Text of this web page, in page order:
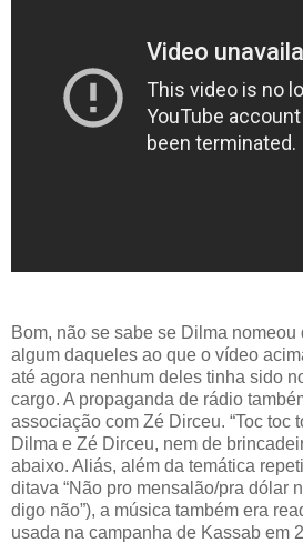
Bom, não se sabe se Dilma nomeou
algum daqueles ao que o vídeo
até agora nenhum deles tinha sido
cargo. A propaganda de rádio
associação com Zé Dirceu. “Toc toc
Dilma e Zé Dirceu, nem de
abaixo. Aliás, além da temática
ditava “Não pro mensalão/pra dólar
digo não”), a música também era
usada na campanha de Kassab em